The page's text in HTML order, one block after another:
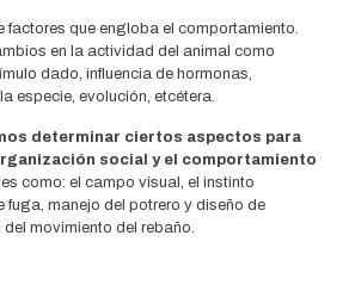
factores que engloba el comportamiento.
en la actividad del animal como
dado, influencia de hormonas,
especie, evolución, etcétera.
determinar ciertos aspectos para
social y el comportamiento
como: el campo visual, el instinto
fuga, manejo del potrero y diseño de
del movimiento del rebaño.